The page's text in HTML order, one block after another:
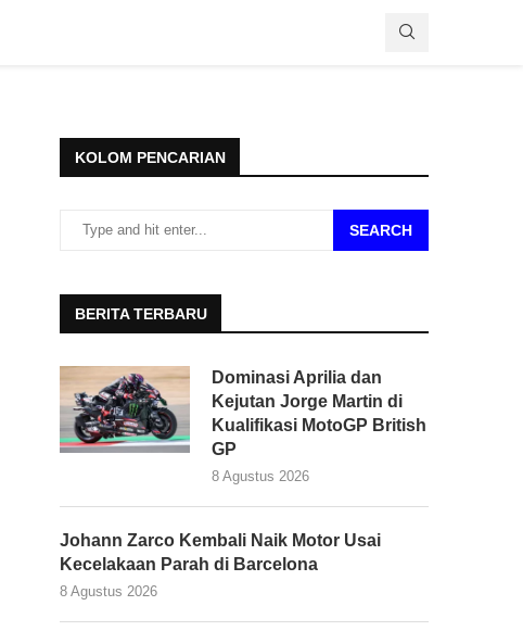
KOLOM PENCARIAN
SEARCH
BERITA TERBARU
Dominasi Aprilia dan
Kejutan Jorge Martin di
Kualifikasi MotoGP British
GP
8 Agustus 2026
Johann Zarco Kembali Naik Motor Usai
Kecelakaan Parah di Barcelona
8 Agustus 2026